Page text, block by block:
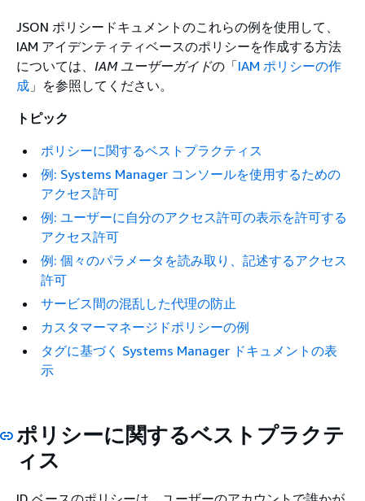
JSON ポリシードキュメントのこれらの例を使用して、
IAM アイデンティティベースのポリシーを作成する方法
については、 IAM ユーザーガイドの「IAM ポリシーの作
成 」を参照してください。
トピック
ポリシーに関するベストプラクティス
例: Systems Manager コンソールを使用するための
アクセス許可
例: ユーザーに自分のアクセス許可の表示を許可する
アクセス許可
例: 個々のパラメータを読み取り、記述するアクセス
許可
サービス間の混乱した代理の防止
カスタマーマネージドポリシーの例
タグに基づく Systems Manager ドキュメントの表
示
ポリシーに関するベストプラクテ
ィス